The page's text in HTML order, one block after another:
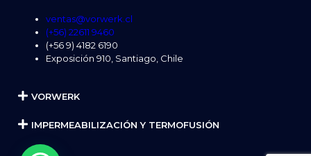
ventas@vorwerk.cl
(+56) 22611 9460
(+56 9) 4182 6190
Exposición 910, Santiago, Chile
VORWERK
IMPERMEABILIZACIÓN Y TERMOFUSIÓN